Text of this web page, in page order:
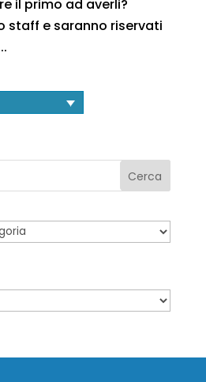
il primo ad averli?
staff e saranno riservati